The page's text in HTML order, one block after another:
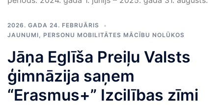
2026. GADA 24. FEBRUĀRIS
JAUNUMI, PERSONU MOBILITĀTES MĀCĪBU NOLŪKOS
Jāņa Eglīša Preiļu Valsts
ģimnāzija saņem
“Erasmus+” Izcilības zīmi